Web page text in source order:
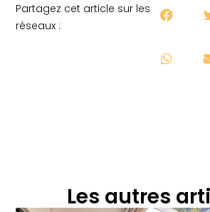
Partagez cet article sur les
réseaux :
Les autres